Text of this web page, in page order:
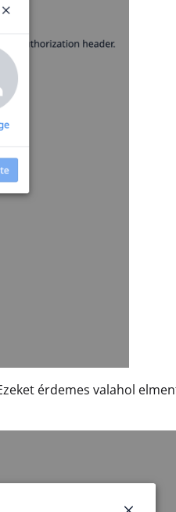
érdemes valahol